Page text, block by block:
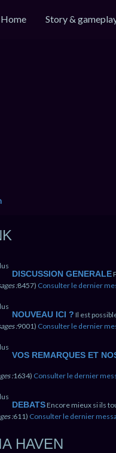
Home Story &
DISCUSSION GENERALE
:8457) Consulter le dernier
NOUVEAU ICI ? Il est
:9001) Consulter le dernier
VOS REMARQUES ET
:1634) Consulter le dernier
DEBATSEncore mieux si ils
:611) Consulter le dernier
HAVEN